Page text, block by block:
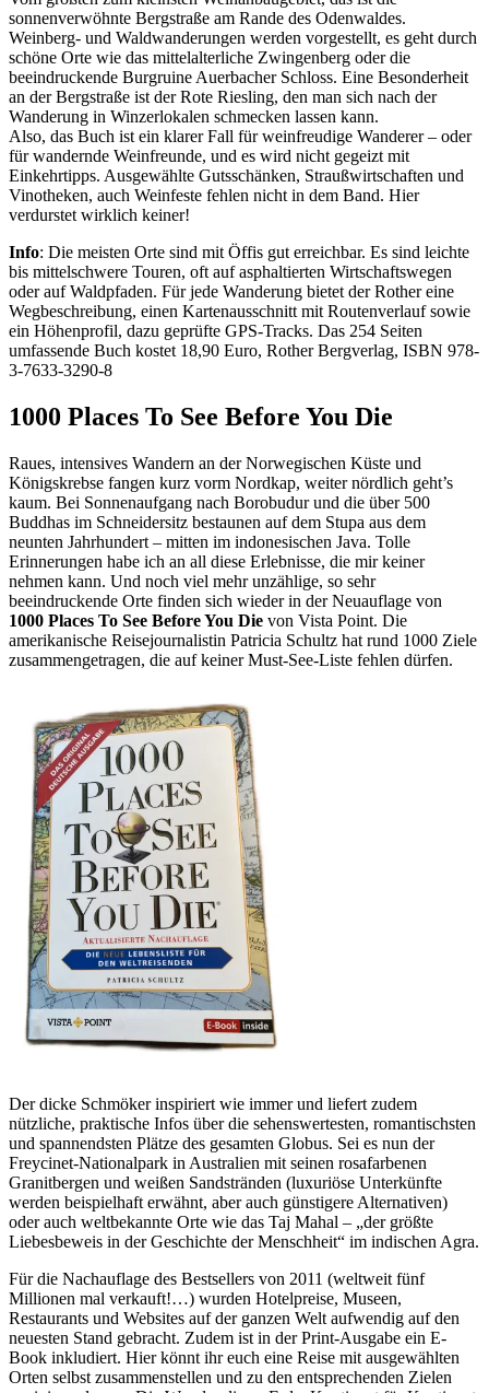
sonnenverwöhnte Bergstraße am Rande des Odenwaldes.
Weinberg- und Waldwanderungen werden vorgestellt, es geht durch
schöne Orte wie das mittelalterliche Zwingenberg oder die
beeindruckende Burgruine Auerbacher Schloss. Eine Besonderheit
an der Bergstraße ist der Rote Riesling, den man sich nach der
Wanderung in Winzerlokalen schmecken lassen kann.
Also, das Buch ist ein klarer Fall für weinfreudige Wanderer – oder
für wandernde Weinfreunde, und es wird nicht gegeizt mit
Einkehrtipps. Ausgewählte Gutsschänken, Straußwirtschaften und
Vinotheken, auch Weinfeste fehlen nicht in dem Band. Hier
verdurstet wirklich keiner!
Info: Die meisten Orte sind mit Öffis gut erreichbar. Es sind leichte
bis mittelschwere Touren, oft auf asphaltierten Wirtschaftswegen
oder auf Waldpfaden. Für jede Wanderung bietet der Rother eine
Wegbeschreibung, einen Kartenausschnitt mit Routenverlauf sowie
ein Höhenprofil, dazu geprüfte GPS-Tracks. Das 254 Seiten
umfassende Buch kostet 18,90 Euro, Rother Bergverlag, ISBN 978-
3-7633-3290-8
1000 Places To See Before You Die
Raues, intensives Wandern an der Norwegischen Küste und
Königskrebse fangen kurz vorm Nordkap, weiter nördlich geht’s
kaum. Bei Sonnenaufgang nach Borobudur und die über 500
Buddhas im Schneidersitz bestaunen auf dem Stupa aus dem
neunten Jahrhundert – mitten im indonesischen Java. Tolle
Erinnerungen habe ich an all diese Erlebnisse, die mir keiner
nehmen kann. Und noch viel mehr unzählige, so sehr
beeindruckende Orte finden sich wieder in der Neuauflage von
1000 Places To See Before You Die von Vista Point. Die
amerikanische Reisejournalistin Patricia Schultz hat rund 1000 Ziele
zusammengetragen, die auf keiner Must-See-Liste fehlen dürfen.
Der dicke Schmöker inspiriert wie immer und liefert zudem
nützliche, praktische Infos über die sehenswertesten, romantischsten
und spannendsten Plätze des gesamten Globus. Sei es nun der
Freycinet-Nationalpark in Australien mit seinen rosafarbenen
Granitbergen und weißen Sandstränden (luxuriöse Unterkünfte
werden beispielhaft erwähnt, aber auch günstigere Alternativen)
oder auch weltbekannte Orte wie das Taj Mahal – „der größte
Liebesbeweis in der Geschichte der Menschheit“ im indischen Agra.
Für die Nachauflage des Bestsellers von 2011 (weltweit fünf
Millionen mal verkauft!…) wurden Hotelpreise, Museen,
Restaurants und Websites auf der ganzen Welt aufwendig auf den
neuesten Stand gebracht. Zudem ist in der Print-Ausgabe ein E-
Book inkludiert. Hier könnt ihr euch eine Reise mit ausgewählten
Orten selbst zusammenstellen und zu den entsprechenden Zielen